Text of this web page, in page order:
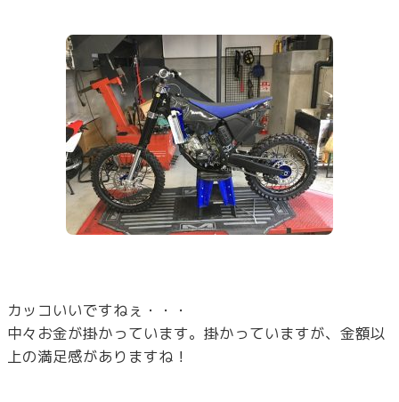
カッコいいですねぇ・・・
中々お金が掛かっています。掛かっていますが、金額以
上の満足感がありますね！